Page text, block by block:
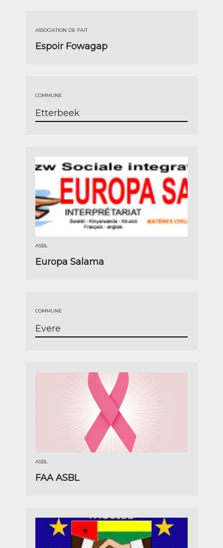
ASSOCIATION DE FAIT
Espoir Fowagap
COMMUNE
Etterbeek
ASBL
Europa Salama
COMMUNE
Evere
ASBL
FAA ASBL